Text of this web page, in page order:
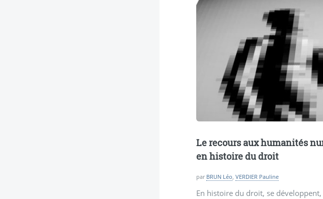
Le recours aux humanités
en histoire du droit
par BRUN Léo,VERDIER Pauline
En histoire du droit, se